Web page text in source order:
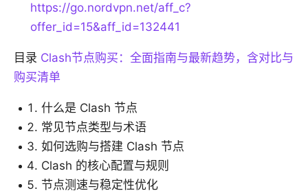
https://go.nordvpn.net/aff_c?
offer_id=15&aff_id=132441
目录 Clash节点购买：全面指南与最新趋势，含对比与
购买清单
什么是 Clash 节点
常见节点类型与术语
如何选购与搭建 Clash 节点
Clash 的核心配置与规则
节点测速与稳定性优化